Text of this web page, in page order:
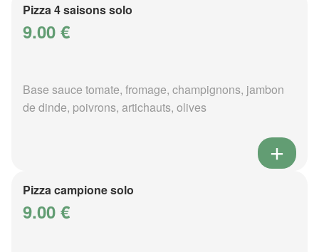
Pizza 4 saisons solo
9.00 €
Base sauce tomate, fromage, champignons, jambon
de dinde, poivrons, artichauts, olives
Pizza campione solo
9.00 €